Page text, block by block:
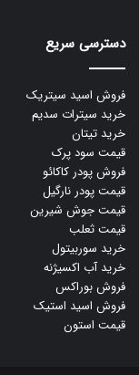
دسترسی سریع
فروش اسید سیتریک
خرید سیترات سدیم
خرید تیتان
قیمت سود پرک
فروش پودر کاکائو
قیمت پودر نارگیل
قیمت جوش شیرین
قیمت ثعلب
خرید سوربیتول
خرید آب اکسیژنه
فروش بوراکس
فروش اسید استیک
قیمت استون